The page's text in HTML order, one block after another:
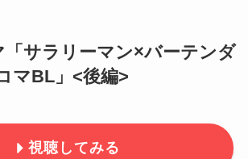
サラリーマン×バーテンダ
マBL」<後編>
視聴してみる